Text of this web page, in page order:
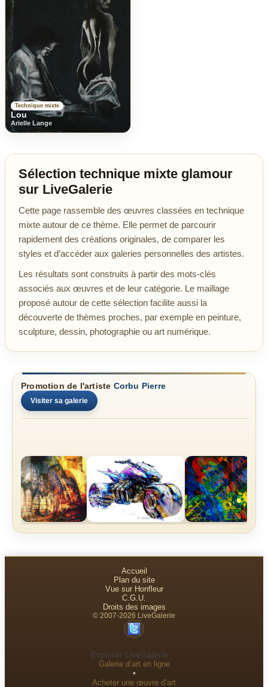
Technique mixte
Lou
Arielle Lange
Sélection technique mixte glamour
sur LiveGalerie
Cette page rassemble des œuvres classées en technique
mixte autour de ce thème. Elle permet de parcourir
rapidement des créations originales, de comparer les
styles et d’accéder aux galeries personnelles des artistes.
Les résultats sont construits à partir des mots-clés
associés aux œuvres et de leur catégorie. Le maillage
proposé autour de cette sélection facilite aussi la
découverte de thèmes proches, par exemple en peinture,
sculpture, dessin, photographie ou art numérique.
Promotion de l'artiste Corbu Pierre
Visiter sa galerie
Accueil
Plan du site
Vue sur Honfleur
C.G.U.
Droits des images
© 2007-2026 LiveGalerie
Explorer LiveGalerie :
Galerie d’art en ligne
•
Acheter une œuvre d’art